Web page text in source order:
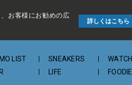
お客様にお勧めの広
詳しくはこちら
LIST SNEAKERS WATCH
LIFE FOODIE